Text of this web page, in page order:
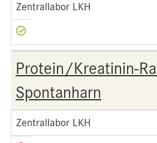
Zentrallabor LKH
Protein/Kreatinin-
Spontanharn
Zentrallabor LKH